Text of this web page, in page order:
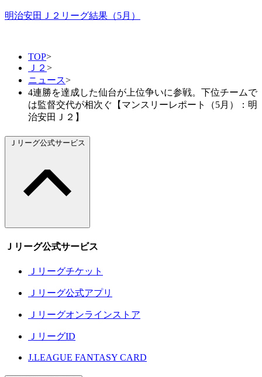
明治安田Ｊ２リーグ結果（5月）
TOP>
Ｊ２ >
ニュース>
4連勝を達成した仙台が上位争いに参戦。下位チームで
は監督交代が相次ぐ【マンスリーレポート（5月）：明
治安田Ｊ２】
Ｊリーグ公式サービス
Ｊリーグ公式サービス
Ｊリーグチケット
Ｊリーグ公式アプリ
Ｊリーグオンラインストア
ＪリーグID
J.LEAGUE FANTASY CARD